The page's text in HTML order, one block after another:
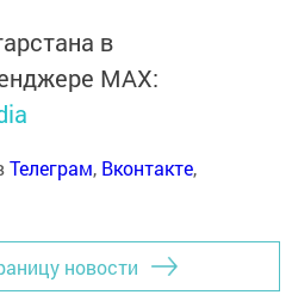
в
MАХ:
Телеграм, Вконтакте,
новости